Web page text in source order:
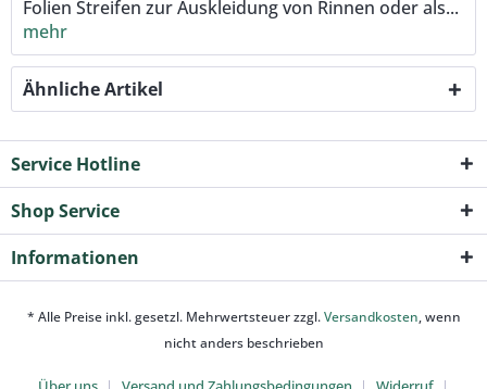
Folien Streifen zur Auskleidung von Rinnen oder als...
mehr
Ähnliche Artikel
Service Hotline
Shop Service
Informationen
* Alle Preise inkl. gesetzl. Mehrwertsteuer zzgl.Versandkosten, wenn
nicht anders beschrieben